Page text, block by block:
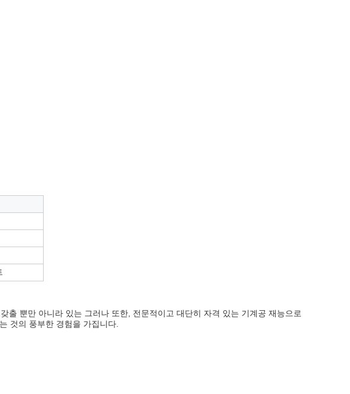
뿐만 아니라 있는 그러나 또한, 전문적이고 대단히 자격 있는 기계공 재능으로
것의 풍부한 경험을 가집니다.